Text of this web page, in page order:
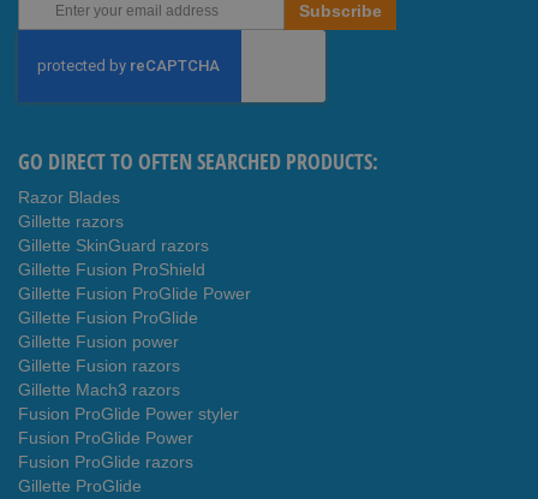
Up
Our
Newsletter:
Subscribe
GO DIRECT TO OFTEN SEARCHED PRODUCTS:
Razor Blades
Gillette razors
Gillette SkinGuard razors
Gillette Fusion ProShield
Gillette Fusion ProGlide Power
Gillette Fusion ProGlide
Gillette Fusion power
Gillette Fusion razors
Gillette Mach3 razors
Fusion ProGlide Power styler
Fusion ProGlide Power
Fusion ProGlide razors
Gillette ProGlide